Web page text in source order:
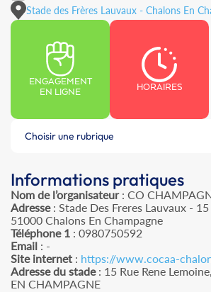
Stade des Frères Lauvaux - Chalons En
ENGAGEMENT
EN LIGNE
HORAIRES
Choisir une rubrique
Informations pratiques
Nom de l’organisateur: CO
Adresse: Stade Des Freres Lauvaux - 15
51000 Chalons En Champagne
Téléphone 1 : 0980750592
Email : -
Site internet : https://www.cocaa-
Adresse du stade: 15 Rue Rene
EN CHAMPAGNE